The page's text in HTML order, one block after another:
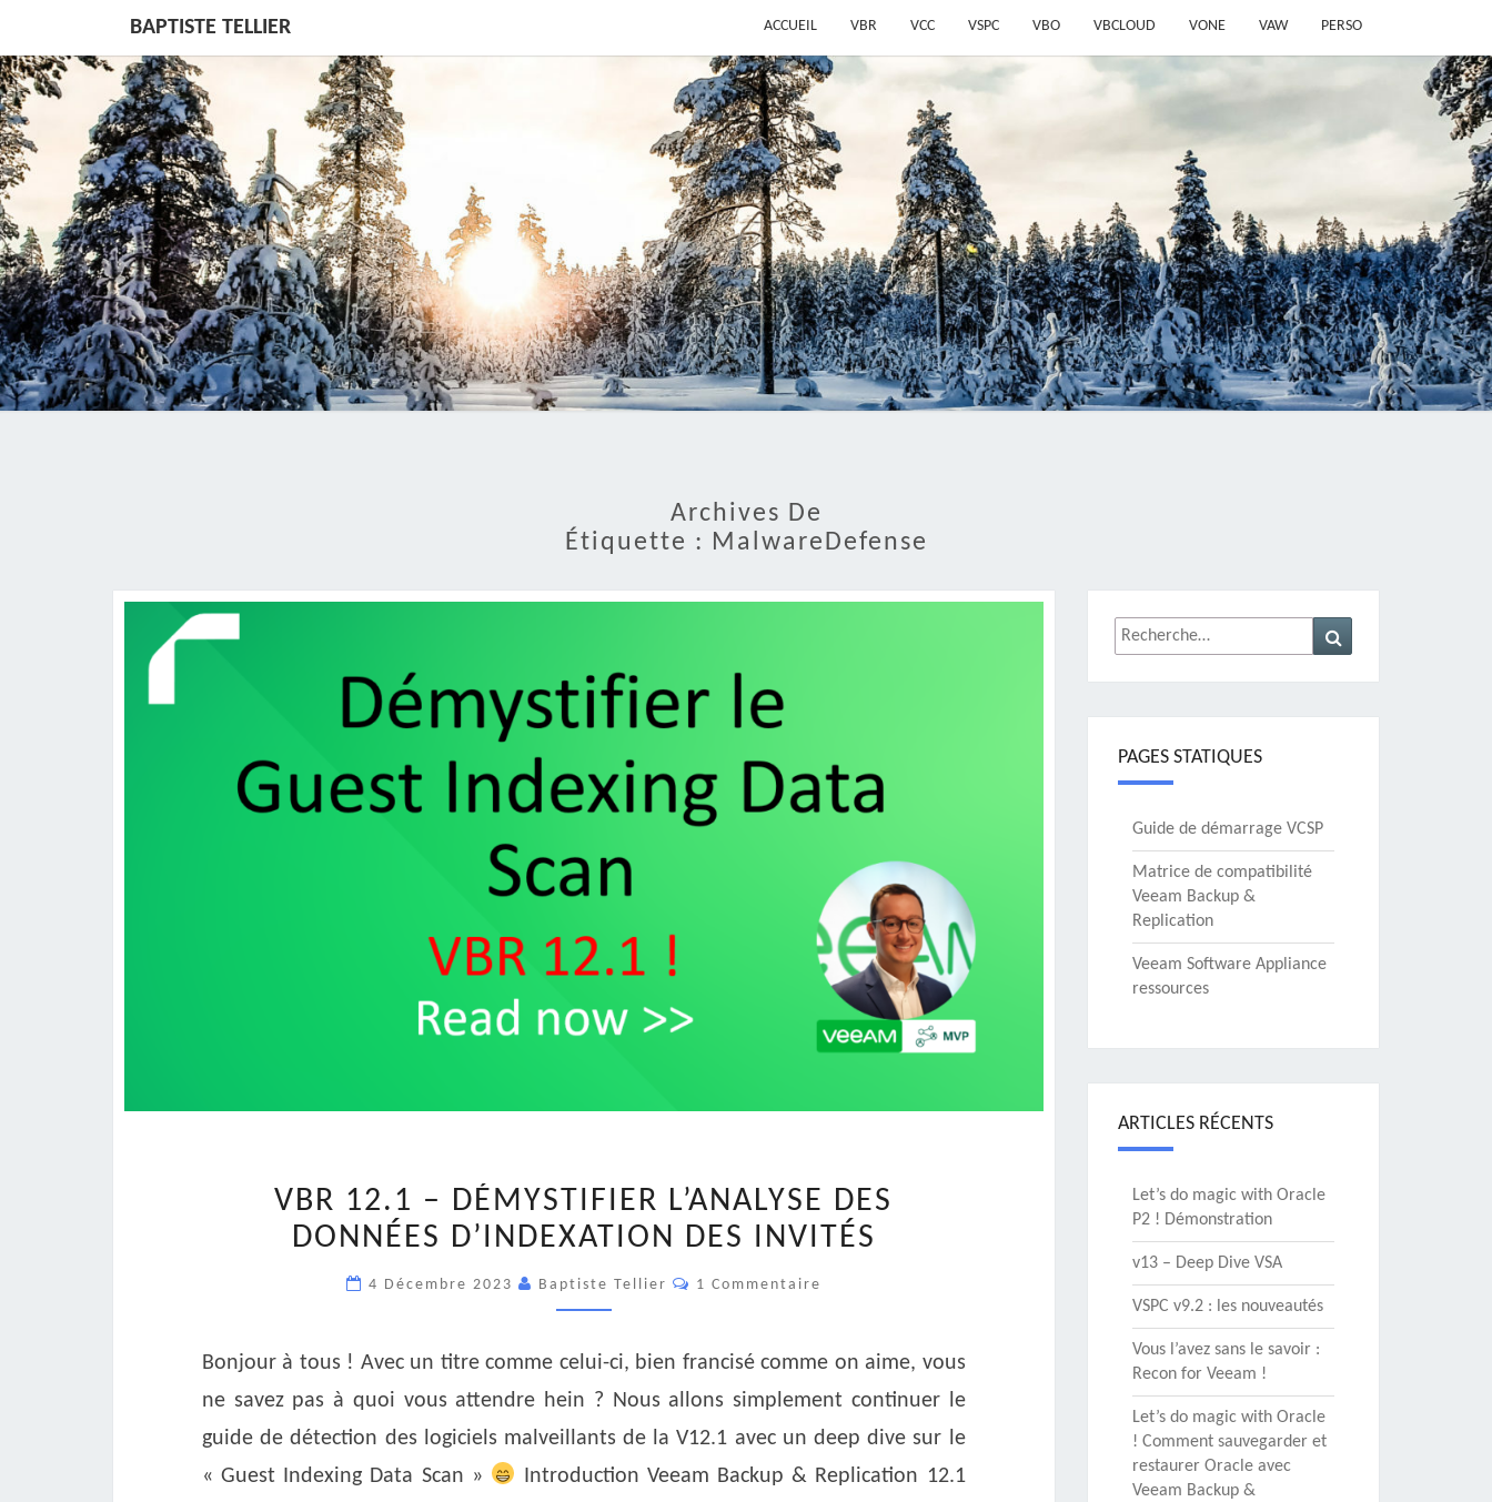
BAPTISTE TELLIER ACCUEIL VBR VCC VSPC VBO VBCLOUD VONE VAW PERSO
Archives De
Étiquette : MalwareDefense
12.1
–
DONNÉES
D’INDEXATION
DES
VBR 12.1 – DÉMYSTIFIER L’ANALYSE DES
DONNÉES D’INDEXATION DES INVITÉS
4 Décembre 2023 Baptiste Tellier Commentaires
1 Commentaire
Bonjour à tous ! Avec un titre comme celui-ci, bien francisé comme on aime, vous
ne savez pas à quoi vous attendre hein ? Nous allons simplement continuer le
guide de détection des logiciels malveillants de la V12.1 avec un deep dive sur le
« Guest Indexing Data Scan »
Introduction Veeam Backup & Replication 12.1
Rechercher :
PAGES STATIQUES
Guide de démarrage VCSP
Matrice de compatibilité
Veeam Backup &
Replication
Veeam Software Appliance
ressources
ARTICLES RÉCENTS
Let’s do magic with Oracle
P2 ! Démonstration
v13 – Deep Dive VSA
VSPC v9.2 : les nouveautés
Vous l’avez sans le savoir :
Recon for Veeam !
Let’s do magic with Oracle
! Comment sauvegarder et
restaurer Oracle avec
Veeam Backup &